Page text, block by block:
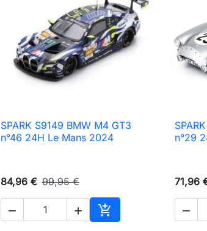
 Aperçu rapide
SPARK S9149 BMW M4 GT3
n°46 24H Le Mans 2024
84,96 € 99,95 €
  
Ajouter au panier
n°29
71,96
